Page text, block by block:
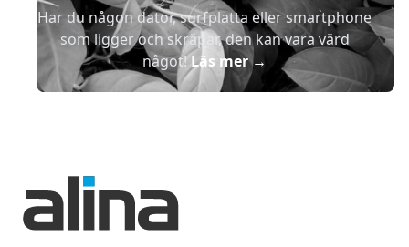
Har du någon dator, surfplatta eller smartphone
som ligger och skräpar, den kan vara värd
något!Läs mer→